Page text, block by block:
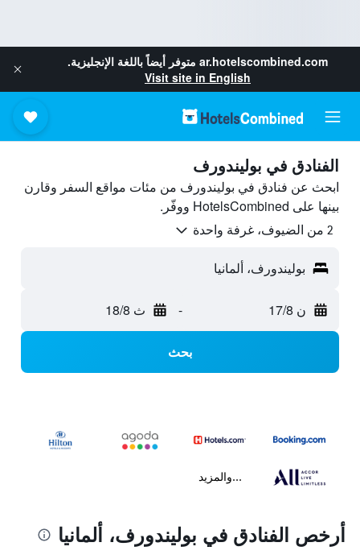
ar.hotelscombined.com متوفر أيضاً باللغة الإنجليزية.
Visit site in English
الفنادق في بوليندورف
ابحث عن فنادق في بوليندورف من مئات مواقع السفر وقارن
بينها على HotelsCombined ووفّر.
2 من الضيوف، غرفة واحدة
بوليندورف، ألمانيا
ن 17/8 - ث 18/8
بحث
...والمزيد
أرخص الفنادق في بوليندورف، ألمانيا